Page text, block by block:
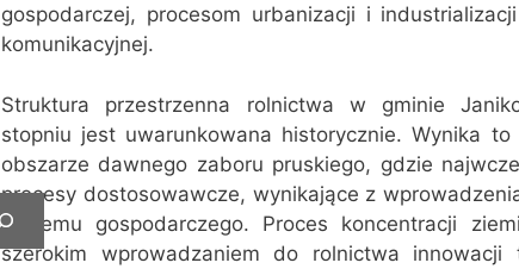
gospodarczej, procesom urbanizacji i
komunikacyjnej.
Struktura przestrzenna rolnictwa w gminie
stopniu jest uwarunkowana historycznie. Wynika to
obszarze dawnego zaboru pruskiego, gdzie
procesy dostosowawcze, wynikające z
systemu gospodarczego. Proces koncentracji
szerokim wprowadzaniem do rolnictwa innowacji